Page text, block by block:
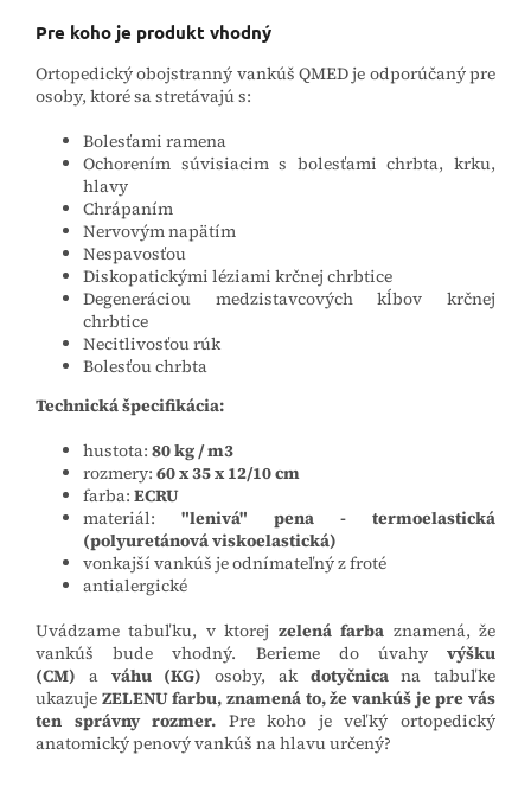
Pre koho je produkt vhodný
Ortopedický obojstranný vankúš QMED je odporúčaný pre
osoby, ktoré sa stretávajú s:
Bolesťami ramena
Ochorením súvisiacim s bolesťami chrbta, krku,
hlavy
Chrápaním
Nervovým napätím
Nespavosťou
Diskopatickými léziami krčnej chrbtice
Degeneráciou medzistavcových kĺbov krčnej
chrbtice
Necitlivosťou rúk
Bolesťou chrbta
Technická špecifikácia:
hustota: 80 kg / m3
rozmery: 60 x 35 x 12/10 cm
farba: ECRU
materiál:
"lenivá" pena - termoelastická
(polyuretánová viskoelastická)
vonkajší vankúš je odnímateľný z froté
antialergické
Uvádzame tabuľku, v ktorej zelená farba znamená, že
vankúš bude vhodný. Berieme do úvahy
výšku
(CM) a váhu (KG) osoby, ak dotyčnica na tabuľke
ukazuje ZELENU farbu, znamená to, že vankúš je pre vás
ten správny rozmer. Pre koho je veľký ortopedický
anatomický penový vankúš na hlavu určený?